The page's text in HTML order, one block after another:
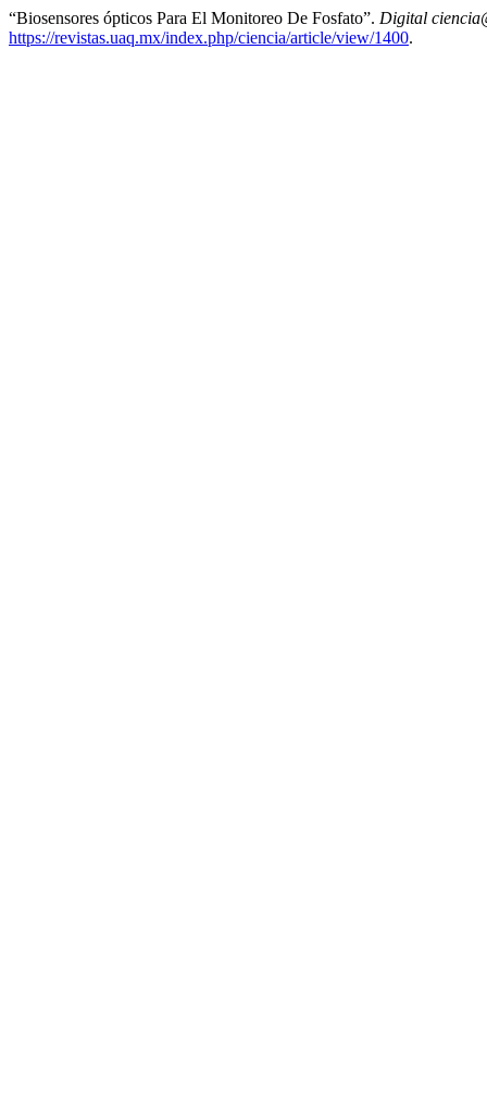
“Biosensores ópticos Para El Monitoreo De Fosfato”. Digital
https://revistas.uaq.mx/index.php/ciencia/article/view/1400.